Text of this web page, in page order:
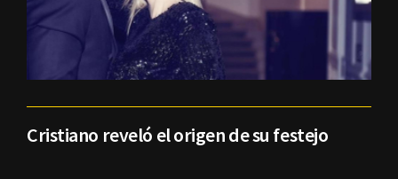
Cristiano reveló el origen de su festejo